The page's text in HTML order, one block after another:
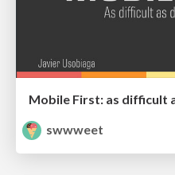
Mobile First: as difficult
swwweet